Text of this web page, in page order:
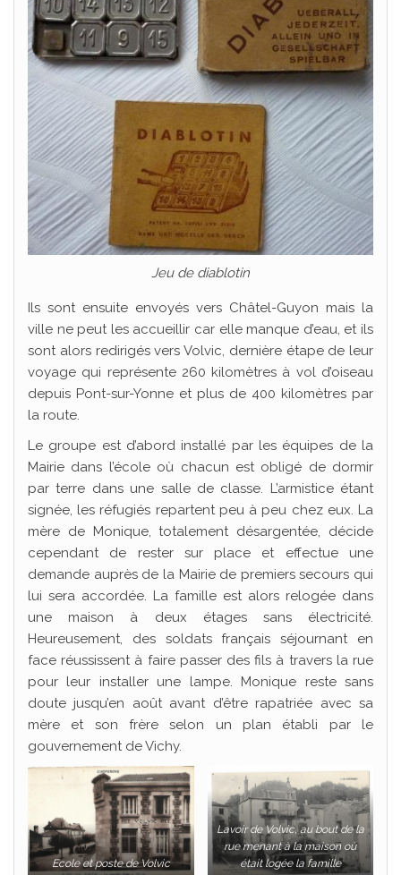
Jeu de diablotin
Ils sont ensuite envoyés vers Châtel-Guyon mais la
ville ne peut les accueillir car elle manque d’eau, et ils
sont alors redirigés vers Volvic, dernière étape de leur
voyage qui représente 260 kilomètres à vol d’oiseau
depuis Pont-sur-Yonne et plus de 400 kilomètres par
la route.
Le groupe est d’abord installé par les équipes de la
Mairie dans l’école où chacun est obligé de dormir
par terre dans une salle de classe. L’armistice étant
signée, les réfugiés repartent peu à peu chez eux. La
mère de Monique, totalement désargentée, décide
cependant de rester sur place et effectue une
demande auprès de la Mairie de premiers secours qui
lui sera accordée. La famille est alors relogée dans
une maison à deux étages sans électricité.
Heureusement, des soldats français séjournant en
face réussissent à faire passer des fils à travers la rue
pour leur installer une lampe. Monique reste sans
doute jusqu’en août avant d’être rapatriée avec sa
mère et son frère selon un plan établi par le
gouvernement de Vichy.
Ecole et poste de Volvic
Lavoir de Volvic, au bout de la
rue menant à la maison où
était logée la famille